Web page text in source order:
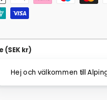
(SEK kr)
Hej och välkommen till